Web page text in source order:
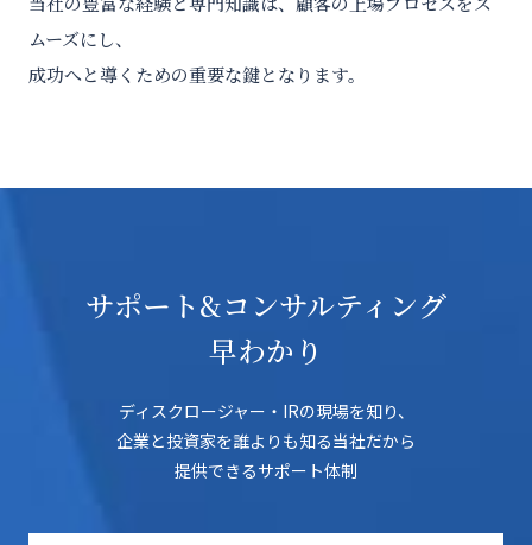
ムーズにし、
成功へと導くための重要な鍵となります。
サポート&コンサルティング
早わかり
ディスクロージャー・IRの現場を知り、
企業と投資家を誰よりも知る当社だから
提供できるサポート体制